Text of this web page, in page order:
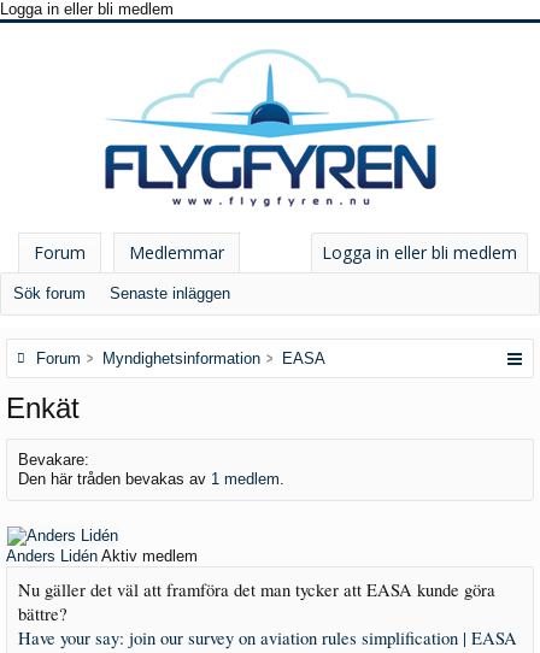
Logga in eller bli medlem
Forum
Sök forum Senaste inläggen
Medlemmar Logga in eller bli medlem
Forum Myndighetsinformation EASA
Enkät
Bevakare:
Den här tråden bevakas av 1 medlem.
Anders Lidén Aktiv medlem
Nu gäller det väl att framföra det man tycker att EASA kunde göra
bättre?
Have your say: join our survey on aviation rules simplification | EASA